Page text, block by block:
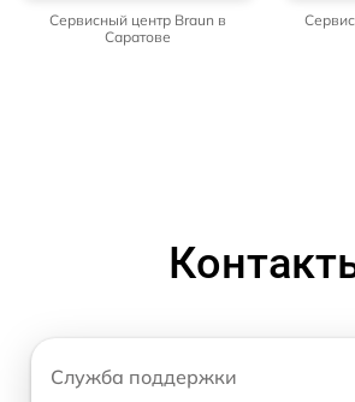
Сервисный центр Braun в
Саратове
Служба поддержки